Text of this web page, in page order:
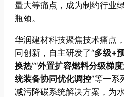
量大等痛点，成为制约行业
瓶颈。
华润建材科技聚焦技术痛点
同创新，自主研发了“多级+
换热”“外置扩容燃料分级梯
统装备协同优化调控”等一系
减污降碳系统解决方案，为